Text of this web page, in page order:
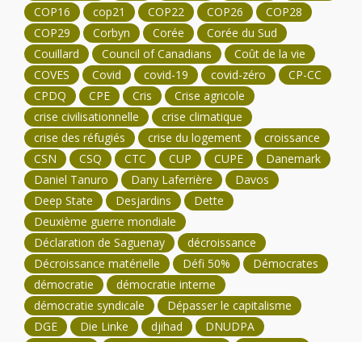
COP16
cop21 COP22 COP26
COP28
COP29
Corbyn Corée
Corée du Sud
Couillard
Council of Canadians
Coût de la vie
COVES
Covid covid-19 covid-zéro
CP-CC
CPDQ
CPE Cris
Crise agricole
crise civilisationnelle
crise climatique
crise des réfugiés
crise du logement
croissance
CSN
CSQ CTC CUP CUPE
Danemark
Daniel Tanuro
Dany Laferrière
Davos
Deep State
Desjardins
Dette
Deuxième guerre mondiale
Déclaration de Saguenay
décroissance
Décroissance matérielle
Défi 50%
Démocrates
démocratie
démocratie interne
démocratie syndicale
Dépasser le capitalisme
DGE
Die Linke djihad
DNUDPA